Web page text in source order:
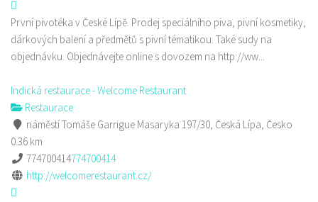
První pivotéka v České Lípě. Prodej speciálního piva, pivní kosmetiky,
dárkových balení a předmětů s pivní tématikou. Také sudy na
objednávku. Objednávejte online s dovozem na http://ww...
Indická restaurace - Welcome Restaurant
Restaurace
náměstí Tomáše Garrigue Masaryka 197/30, Česká Lípa, Česko
0.36 km
774700414774700414
http://welcomerestaurant.cz/